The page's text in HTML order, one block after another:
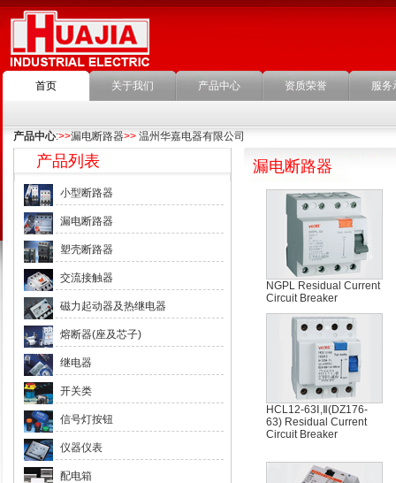
首页 关于我们 产品中心 资质荣誉 服务
产品中心:>>漏电断路器>> 温州华嘉电器有限公司
产品列表
小型断路器
漏电断路器
塑壳断路器
交流接触器
磁力起动器及热继电器
熔断器(座及芯子)
继电器
开关类
信号灯按钮
仪器仪表
配电箱
漏电断路器
NGPL Residual Current
Circuit Breaker
HCL12-63Ⅰ,Ⅱ(DZ176-
63) Residual Current
Circuit Breaker